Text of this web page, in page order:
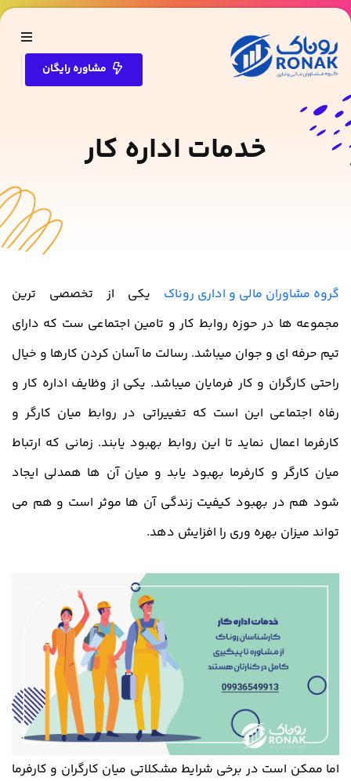
مشاوره رایگان
خدمات اداره کار
گروه مشاوران مالی و اداری روناک یکی از تخصصی ترین
مجموعه ها در حوزه روابط کار و تامین اجتماعی ست که دارای
تیم حرفه ای و جوان میباشد. رسالت ما آسان کردن کارها و خیال
راحتی کارگران و کار فرمایان میباشد. یکی از وظایف اداره کار و
رفاه اجتماعی این است که تغییراتی در روابط میان کارگر و
کارفرما اعمال نماید تا این روابط بهبود یابند. زمانی که ارتباط
میان کارگر و کارفرما بهبود یابد و میان آن ها همدلی ایجاد
شود هم در بهبود کیفیت زندگی آن ها موثر است و هم می
تواند میزان بهره وری را افزایش دهد.
اما ممکن است در برخی شرایط مشکلاتی میان کارگران و کارفرما